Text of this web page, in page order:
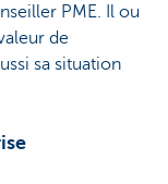
PME. Il ou
de
sa situation